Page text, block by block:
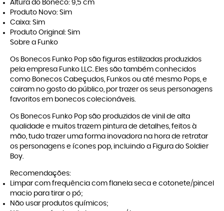
Altura do Boneco: 9,5 cm
Produto Novo: Sim
Caixa: Sim
Produto Original: Sim
Sobre a Funko
Os Bonecos Funko Pop são figuras estilizadas produzidos
pela empresa Funko LLC. Eles são também conhecidos
como Bonecos Cabeçudos, Funkos ou até mesmo Pops, e
cairam no gosto do público, por trazer os seus personagens
favoritos em bonecos colecionáveis.
Os Bonecos Funko Pop são produzidos de vinil de alta
qualidade e muitos trazem pintura de detalhes, feitos à
mão, tudo trazer uma forma inovadora na hora de retratar
os personagens e ícones pop, incluindo a Figura do Soldier
Boy.
Recomendações:
Limpar com frequência com flanela seca e cotonete/pincel
macio para tirar o pó;
Não usar produtos químicos;